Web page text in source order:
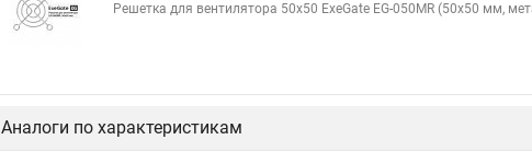
Решетка для вентилятора 50х50 ExeGate EG-050MR (50x50 мм,
Аналоги по характеристикам